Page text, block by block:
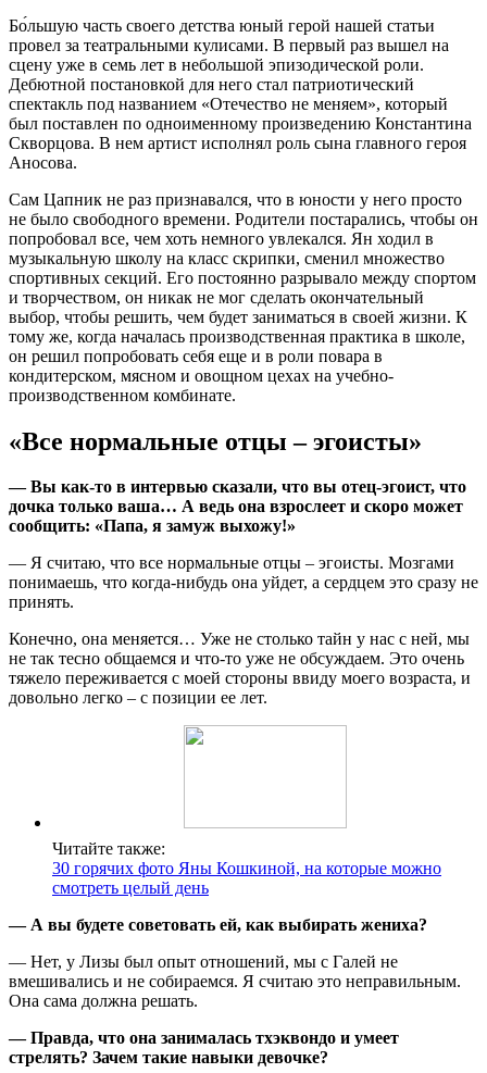
Бо́льшую часть своего детства юный герой нашей статьи
провел за театральными кулисами. В первый раз вышел на
сцену уже в семь лет в небольшой эпизодической роли.
Дебютной постановкой для него стал патриотический
спектакль под названием «Отечество не меняем», который
был поставлен по одноименному произведению Константина
Скворцова. В нем артист исполнял роль сына главного героя
Аносова.
Сам Цапник не раз признавался, что в юности у него просто
не было свободного времени. Родители постарались, чтобы он
попробовал все, чем хоть немного увлекался. Ян ходил в
музыкальную школу на класс скрипки, сменил множество
спортивных секций. Его постоянно разрывало между спортом
и творчеством, он никак не мог сделать окончательный
выбор, чтобы решить, чем будет заниматься в своей жизни. К
тому же, когда началась производственная практика в школе,
он решил попробовать себя еще и в роли повара в
кондитерском, мясном и овощном цехах на учебно-
производственном комбинате.
«Все нормальные отцы – эгоисты»
— Вы как-то в интервью сказали, что вы отец-эгоист, что
дочка только ваша… А ведь она взрослеет и скоро может
сообщить: «Папа, я замуж выхожу!»
— Я считаю, что все нормальные отцы – эгоисты. Мозгами
понимаешь, что когда-нибудь она уйдет, а сердцем это сразу не
принять.
Конечно, она меняется… Уже не столько тайн у нас с ней, мы
не так тесно общаемся и что-то уже не обсуждаем. Это очень
тяжело переживается с моей стороны ввиду моего возраста, и
довольно легко – с позиции ее лет.
Читайте также:
30 горячих фото Яны Кошкиной, на которые можно
смотреть целый день
— А вы будете советовать ей, как выбирать жениха?
— Нет, у Лизы был опыт отношений, мы с Галей не
вмешивались и не собираемся. Я считаю это неправильным.
Она сама должна решать.
— Правда, что она занималась тхэквондо и умеет
стрелять? Зачем такие навыки девочке?